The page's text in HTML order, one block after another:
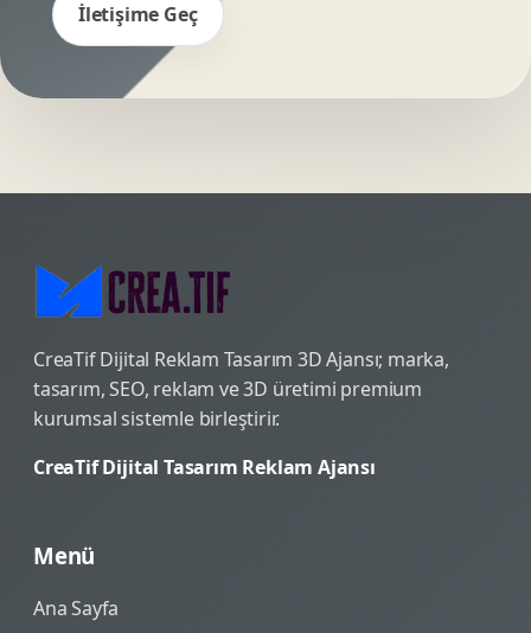
İletişime Geç
CreaTif Dijital Reklam Tasarım 3D Ajansı; marka,
tasarım, SEO, reklam ve 3D üretimi premium
kurumsal sistemle birleştirir.
CreaTif Dijital Tasarım Reklam Ajansı
Menü
Ana Sayfa